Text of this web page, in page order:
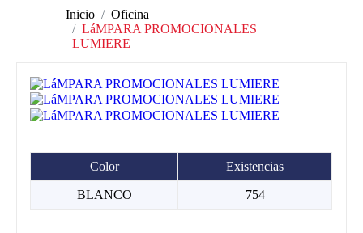
Inicio
Oficina
LáMPARA PROMOCIONALES
LUMIERE
Color Existencias
BLANCO 754